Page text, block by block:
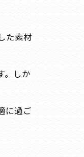
た素材
。しか
に過ご